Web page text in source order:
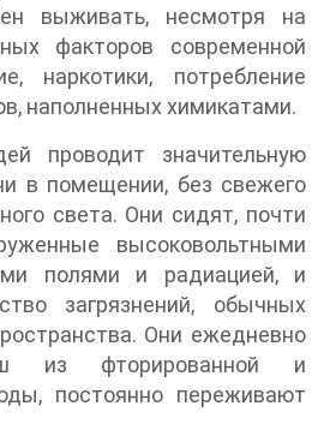
выживать, несмотря на
факторов современной
наркотики, потребление
наполненных химикатами.
проводит значительную
в помещении, без свежего
света. Они сидят, почти
высоковольтными
полями и радиацией, и
загрязнений, обычных
Они ежедневно
из фторированной и
постоянно переживают